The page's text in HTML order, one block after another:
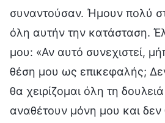
συναντούσαν. Ήμουν πολύ
όλη αυτήν την κατάσταση.
μου: «Αν αυτό συνεχιστεί,
θέση μου ως επικεφαλής;
θα χειρίζομαι όλη τη
αναθέτουν μόνη μου και